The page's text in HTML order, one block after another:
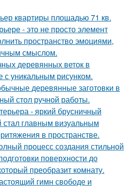
квартиры площадью 71 кв.
- это не просто элемент
пространство эмоциями,
смыслом.
деревянных веток в
с уникальным рисунком.
деревянные заготовки в
стол ручной работы.
- яркий брусничный
стал главным визуальным
в пространстве.
процесс создания стильной
поверхности до
преобразит комнату.
гимн свободе и